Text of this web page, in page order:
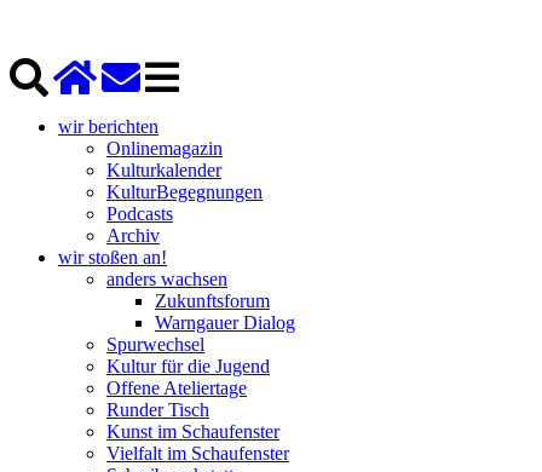
wir berichten
Onlinemagazin
Kulturkalender
KulturBegegnungen
Podcasts
Archiv
wir stoßen an!
anders wachsen
Zukunftsforum
Warngauer Dialog
Spurwechsel
Kultur für die Jugend
Offene Ateliertage
Runder Tisch
Kunst im Schaufenster
Vielfalt im Schaufenster